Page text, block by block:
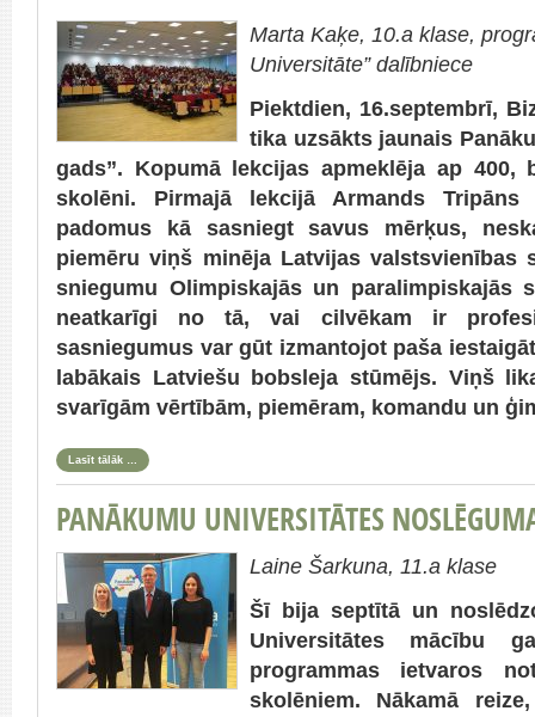
Marta Kaķe, 10.a klase,
Universitāte” dalībniece
Piektdien, 16.septembrī,
tika uzsākts jaunais
gads”. Kopumā lekcijas apmeklēja ap
skolēni. Pirmajā lekcijā Armands Tripāns
padomus kā sasniegt savus mērķus,
piemēru viņš minēja Latvijas valstsvienības
sniegumu Olimpiskajās un paralimpiskajās
neatkarīgi no tā, vai cilvēkam ir
sasniegumus var gūt izmantojot paša
labākais Latviešu bobsleja stūmējs. Viņš
svarīgām vērtībām, piemēram, komandu un
Lasīt tālāk …
PANĀKUMU UNIVERSITĀTES
Laine Šarkuna, 11.a klase
Šī bija septītā un
Universitātes mācību
programmas ietvaros
skolēniem. Nākamā